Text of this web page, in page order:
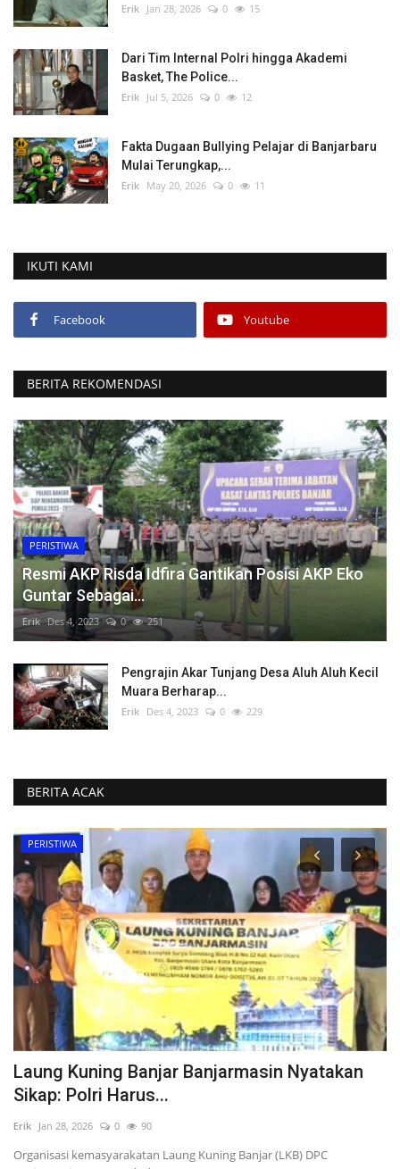
Erik Jan 28, 2026 0 15
Dari Tim Internal Polri hingga Akademi
Basket, The Police...
Erik Jul 5, 2026 0 12
Fakta Dugaan Bullying Pelajar di Banjarbaru
Mulai Terungkap,...
Erik May 20, 2026 0 11
IKUTI KAMI
Facebook Youtube
BERITA REKOMENDASI
PERISTIWA
Resmi AKP Risda Idfira Gantikan Posisi AKP Eko
Guntar Sebagai...
Erik Des 4, 2023 0 251
Pengrajin Akar Tunjang Desa Aluh Aluh Kecil
Muara Berharap...
Erik Des 4, 2023 0 229
BERITA ACAK
PERISTIWA
Laung Kuning Banjar Banjarmasin Nyatakan
Sikap: Polri Harus...
Erik Jan 28, 2026 0 90
Organisasi kemasyarakatan Laung Kuning Banjar (LKB) DPC